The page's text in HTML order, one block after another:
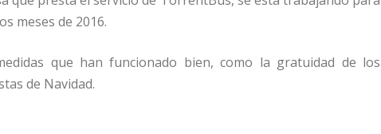
meses de 2016.
que han funcionado bien, como la gratuidad de los
de Navidad.